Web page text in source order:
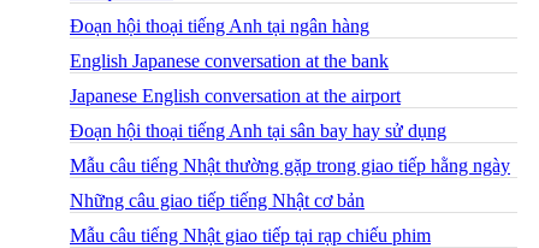
Đoạn hội thoại tiếng Anh tại ngân hàng
English Japanese conversation at the bank
Japanese English conversation at the airport
Đoạn hội thoại tiếng Anh tại sân bay hay sử dụng
Mẫu câu tiếng Nhật thường gặp trong giao tiếp hằng ngày
Những câu giao tiếp tiếng Nhật cơ bản
Mẫu câu tiếng Nhật giao tiếp tại rạp chiếu phim